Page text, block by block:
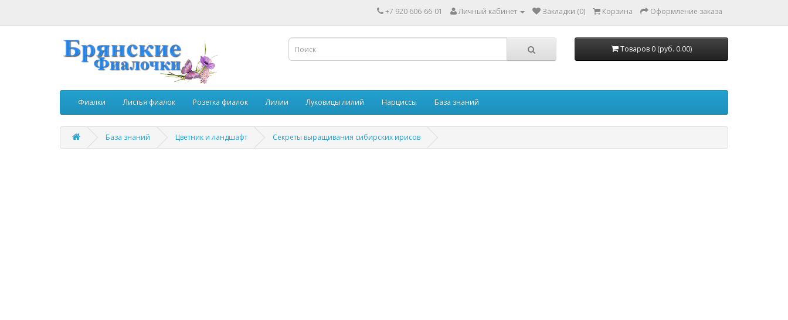
+7 920 606-66-01 Личный кабинет Закладки (0) Корзина Оформление заказа
Товаров 0 (руб. 0.00)
Фиалки Листья фиалок Розетка фиалок Лилии Луковицы лилий Нарциссы База знаний
База знаний Цветник и ландшафт Секреты выращивания сибирских ирисов